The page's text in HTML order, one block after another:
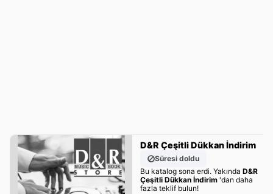
D&R Çeşitli Dükkan İndirim
Süresi doldu
Bu katalog sona erdi. Yakında D&R
Çeşitli Dükkan İndirim'dan daha
fazla teklif bulun!